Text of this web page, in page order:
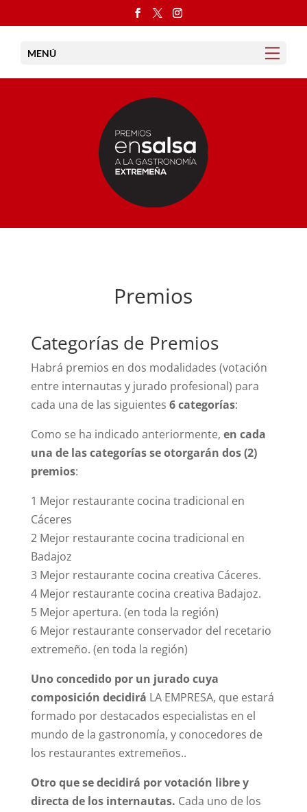
MENÚ
Premios
Categorías de Premios
Habrá premios en dos modalidades (votación
entre internautas y jurado profesional) para
cada una de las siguientes 6 categorías:
Como se ha indicado anteriormente, en cada
una de las categorías se otorgarán dos (2)
premios:
1 Mejor restaurante cocina tradicional en
Cáceres
2 Mejor restaurante cocina tradicional en
Badajoz
3 Mejor restaurante cocina creativa Cáceres.
4 Mejor restaurante cocina creativa Badajoz.
5 Mejor apertura. (en toda la región)
6 Mejor restaurante conservador del recetario
extremeño. (en toda la región)
Uno concedido por un jurado cuya
composición decidirá LA EMPRESA, que estará
formado por destacados especialistas en el
mundo de la gastronomía, y conocedores de
los restaurantes extremeños..
Otro que se decidirá por votación libre y
directa de los internautas. Cada uno de los